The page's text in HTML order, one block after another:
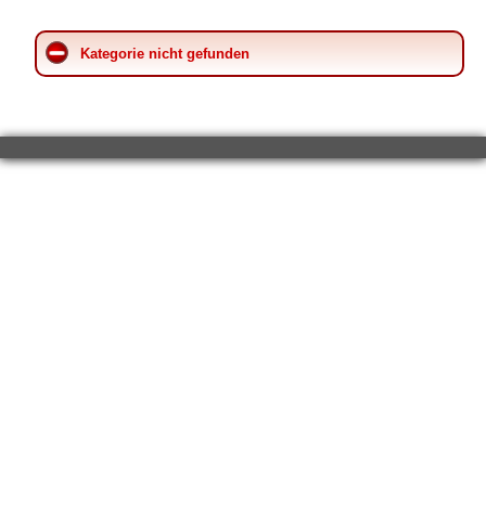
Kategorie nicht gefunden